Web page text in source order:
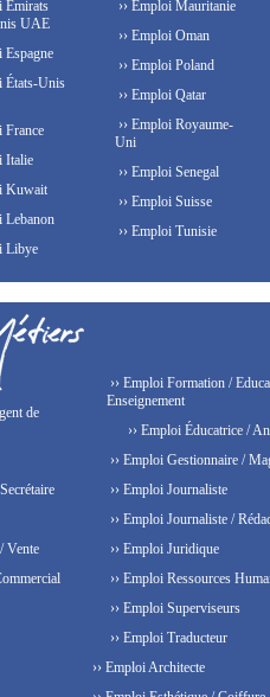
Émirats
UAE
Espagne
États-Unis
France
Italie
Kuwait
Lebanon
Libye
›› Emploi Mauritanie
›› Emploi Oman
›› Emploi Poland
›› Emploi Qatar
›› Emploi Royaume-
Uni
›› Emploi Senegal
›› Emploi Suisse
›› Emploi Tunisie
de
Vente
›› Emploi Formation /
Enseignement
›› Emploi Éducatrice /
›› Emploi Gestionnaire /
›› Emploi Journaliste
›› Emploi Journaliste /
›› Emploi Juridique
›› Emploi Ressources
›› Emploi Superviseurs
›› Emploi Traducteur
›› Emploi Architecte